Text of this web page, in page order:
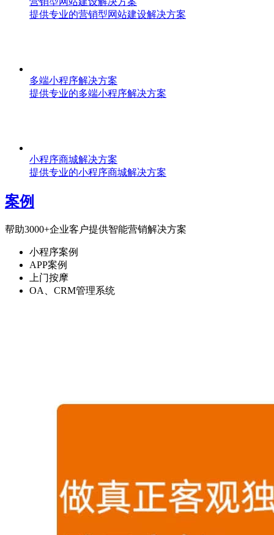
提供专业的营销型网站建设解决方案
多端小程序解决方案
提供专业的多端小程序解决方案
小程序商城解决方案
提供专业的小程序商城解决方案
案例
帮助3000+企业客户提供智能营销解决方案
小程序案例
APP案例
上门按摩
OA、CRM管理系统